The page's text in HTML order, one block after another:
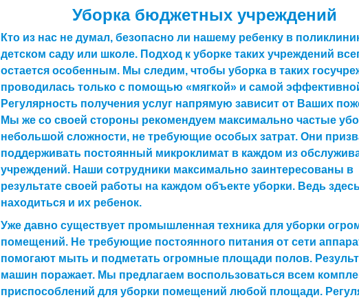
Уборка бюджетных учреждений
Кто из нас не думал, безопасно ли нашему ребенку в
детском саду или школе. Подход к уборке таких учреждений
остается особенным. Мы следим, чтобы уборка в таких
проводилась только с помощью «мягкой» и самой
Регулярность получения услуг напрямую зависит от Ваших
Мы же со своей стороны рекомендуем максимально частые
небольшой сложности, не требующие особых затрат. Они
поддерживать постоянный микроклимат в каждом из
учреждений. Наши сотрудники максимально заинтересованы в
результате своей работы на каждом объекте уборки. Ведь
находиться и их ребенок.
Уже давно существует промышленная техника для уборки
помещений. Не требующие постоянного питания от сети
помогают мыть и подметать огромные площади полов.
машин поражает. Мы предлагаем воспользоваться всем
приспособлений для уборки помещений любой площади.